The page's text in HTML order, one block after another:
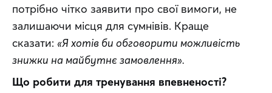
потрібно чітко заявити про свої вимоги, не
залишаючи місця для сумнівів. Краще
сказати: «Я хотів би обговорити можливість
знижки на майбутнє замовлення».
Що робити для тренування впевненості?